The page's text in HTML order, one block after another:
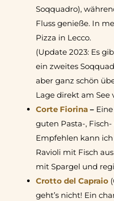
Soqquadro),
Fluss genieße. In
Pizza in Lecco.
(Update 2023: Es
ein zweites
aber ganz schön
Lage direkt am See
Corte Fiorina –
guten Pasta-,
Empfehlen kann
Ravioli mit Fisch
mit Spargel und
Crotto del Capraio
geht’s nicht! Ein